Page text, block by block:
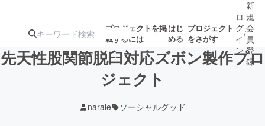
プロジェクトを掲
載するには
はじ
める
プロジェクト
をさがす
ジェクト
ロジェクト
ロ
グ
イ
ン
/
新
規
会
員
登
録
先天性股関節脱臼対応ズボン製作プロ
ジェクト
naraie ソーシャルグッド